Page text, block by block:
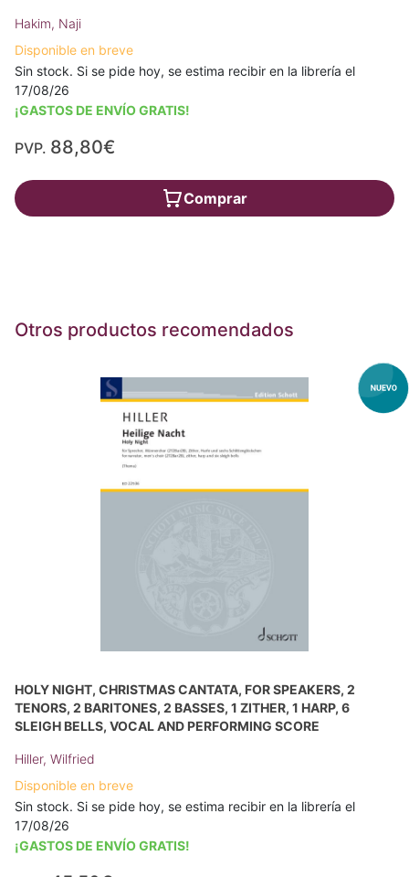
Hakim, Naji
Disponible en breve
Sin stock. Si se pide hoy, se estima recibir en la librería el
17/08/26
¡GASTOS DE ENVÍO GRATIS!
PVP. 88,80€
Comprar
Otros productos recomendados
HOLY NIGHT, CHRISTMAS CANTATA, FOR SPEAKERS, 2
TENORS, 2 BARITONES, 2 BASSES, 1 ZITHER, 1 HARP, 6
SLEIGH BELLS, VOCAL AND PERFORMING SCORE
Hiller, Wilfried
Disponible en breve
Sin stock. Si se pide hoy, se estima recibir en la librería el
17/08/26
¡GASTOS DE ENVÍO GRATIS!